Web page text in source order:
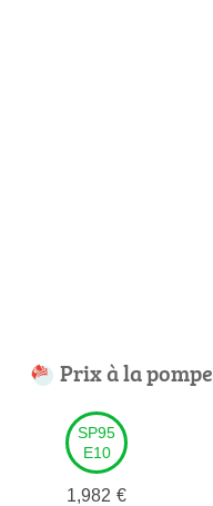
Prix à la pompe
SP95
E10
1,982 €